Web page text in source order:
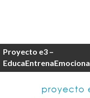
Proyecto e3 –
EducaEntrenaEmociona